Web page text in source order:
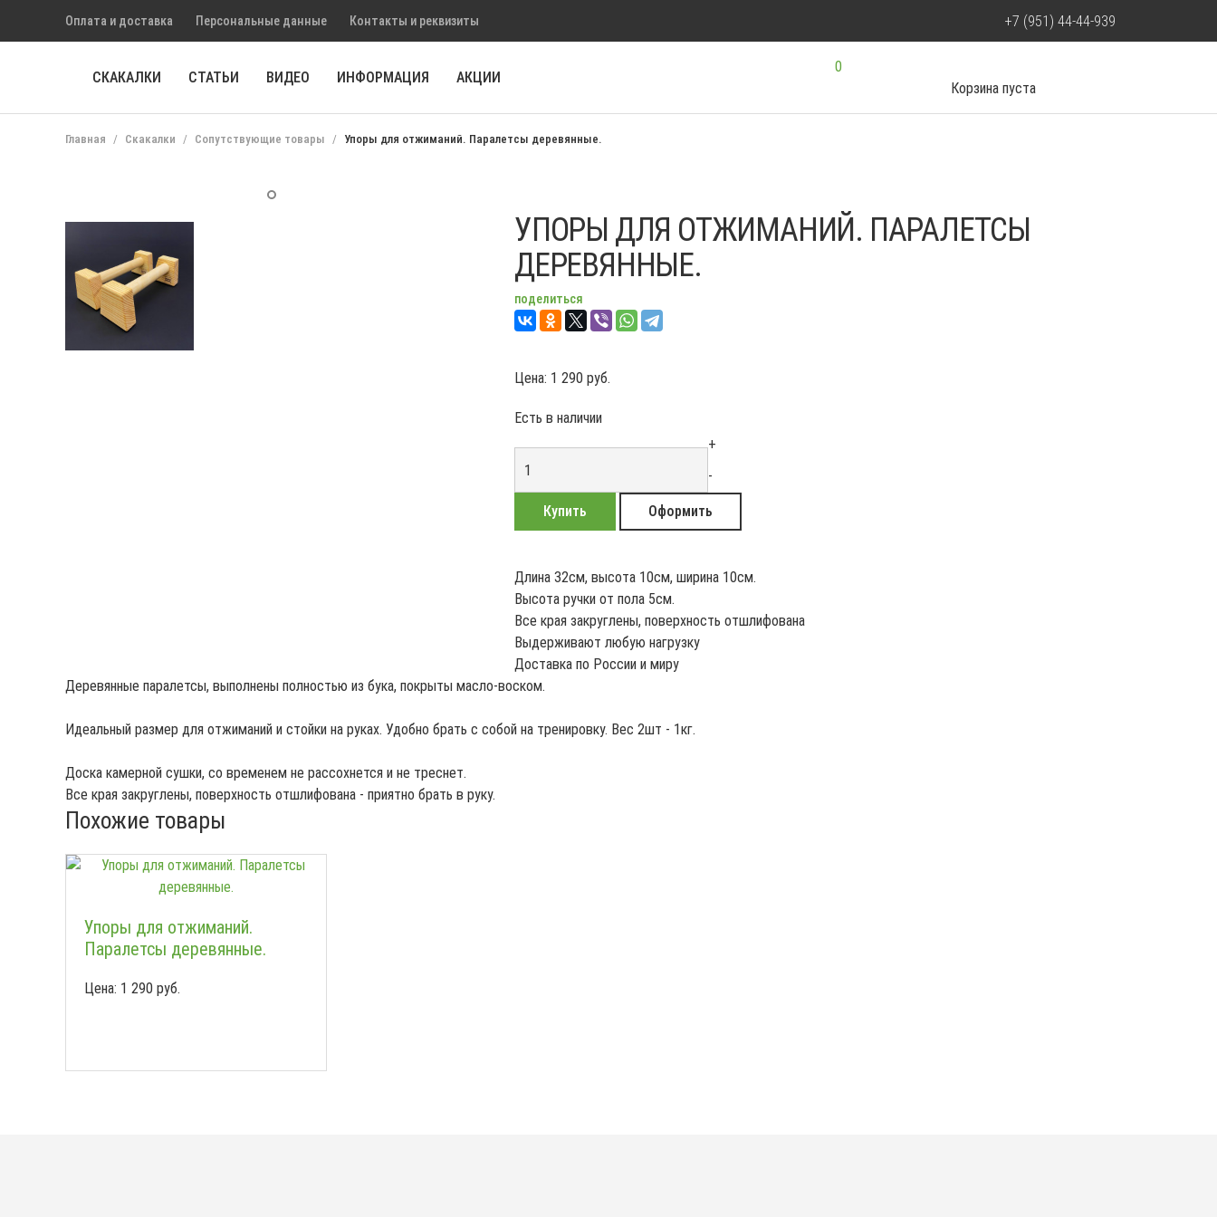
Оплата и доставка Персональные данные Контакты и реквизиты +7 (951) 44-44-939
СКАКАЛКИ СТАТЬИ ВИДЕО ИНФОРМАЦИЯ АКЦИИ
0
Корзина пуста
Главная Скакалки Сопутствующие товары Упоры для отжиманий. Паралетсы деревянные.
УПОРЫ ДЛЯ ОТЖИМАНИЙ. ПАРАЛЕТСЫ
ДЕРЕВЯННЫЕ.
поделиться
Цена: 1 290 руб.
Есть в наличии
+
-
Купить Оформить
Длина 32см, высота 10см, ширина 10см.
Высота ручки от пола 5см.
Все края закруглены, поверхность отшлифована
Выдерживают любую нагрузку
Доставка по России и миру
Деревянные паралетсы, выполнены полностью из бука, покрыты масло-воском.
Идеальный размер для отжиманий и стойки на руках. Удобно брать с собой на тренировку. Вес 2шт - 1кг.
Доска камерной сушки, со временем не рассохнется и не треснет.
Все края закруглены, поверхность отшлифована - приятно брать в руку.
Похожие товары
Упоры для отжиманий.
Паралетсы деревянные.
Цена: 1 290 руб.